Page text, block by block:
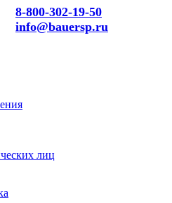
8-800-302-19-50
info@bauersp.ru
лиц